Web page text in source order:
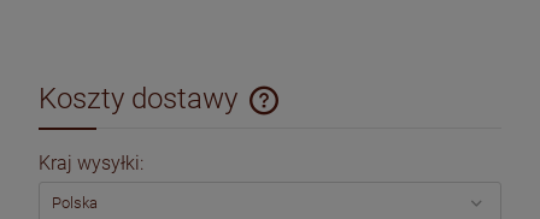
Koszty dostawy
Cena nie zawiera ewentualnych kosztów płatności
Kraj wysyłki: